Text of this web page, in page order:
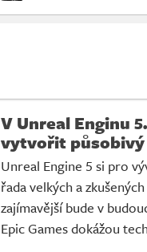
V Unreal Enginu
vytvořit
Unreal Engine 5 si pro
řada velkých a
zajímavější bude v
Epic Games dokážou